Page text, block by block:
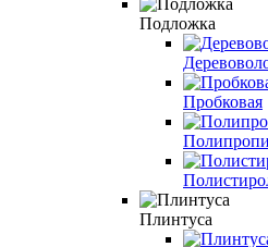
Подложка
Пробковая
Плинтуса